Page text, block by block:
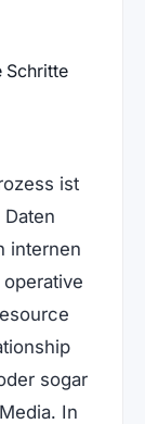
Schritte
ist
internen
sogar
In